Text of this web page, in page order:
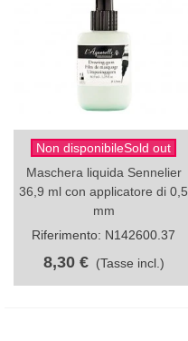
Non disponibileSold out
Maschera liquida Sennelier
36,9 ml con applicatore di 0,5
mm
Riferimento: N142600.37
8,30 € (Tasse incl.)